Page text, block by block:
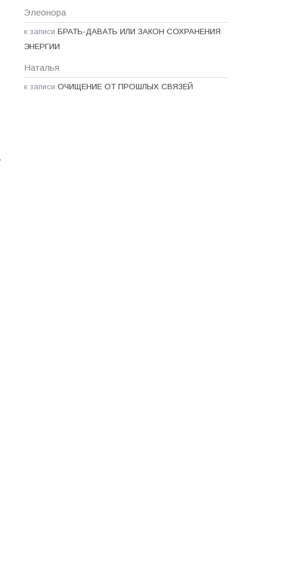
Элеонора
к записи БРАТЬ-ДАВАТЬ ИЛИ ЗАКОН СОХРАНЕНИЯ
ЭНЕРГИИ
Наталья
к записи ОЧИЩЕНИЕ ОТ ПРОШЛЫХ СВЯЗЕЙ